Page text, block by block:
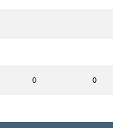
0 0